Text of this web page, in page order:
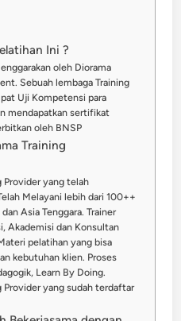
Ini ?
oleh Diorama
Sebuah lembaga Training
Uji Kompetensi para
mendapatkan sertifikat
oleh BNSP
Training
Provider yang telah
Melayani lebih dari 100++
Asia Tenggara. Trainer
Akademisi dan Konsultan
pelatihan yang bisa
kebutuhan klien. Proses
Learn By Doing.
Provider yang sudah terdaftar